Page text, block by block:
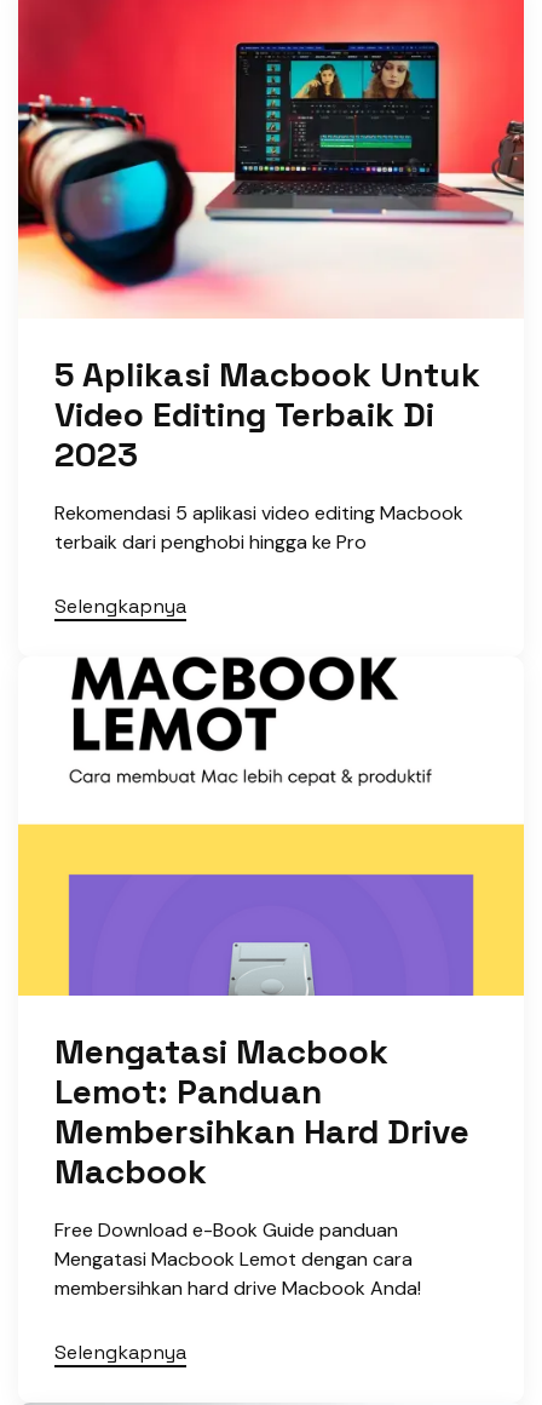
5 Aplikasi Macbook Untuk
Video Editing Terbaik Di
2023
Rekomendasi 5 aplikasi video editing Macbook
terbaik dari penghobi hingga ke Pro
Selengkapnya
Mengatasi Macbook
Lemot: Panduan
Membersihkan Hard Drive
Macbook
Free Download e-Book Guide panduan
Mengatasi Macbook Lemot dengan cara
membersihkan hard drive Macbook Anda!
Selengkapnya